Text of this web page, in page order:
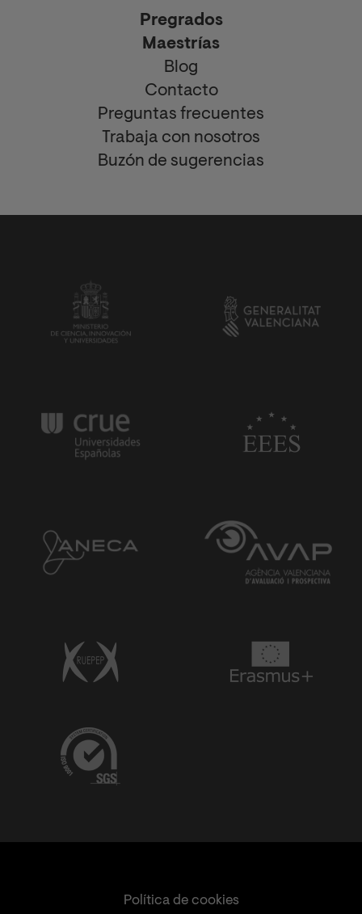
Pregrados
Maestrías
Blog
Contacto
Preguntas frecuentes
Trabaja con nosotros
Buzón de sugerencias
Política de cookies